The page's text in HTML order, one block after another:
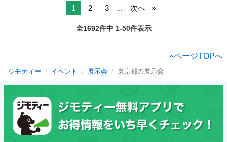
1 2 3 ... 次へ
全1692件中 1-50件表示
ページTOPへ
ジモティー イベント 展示会 東京都の展示会